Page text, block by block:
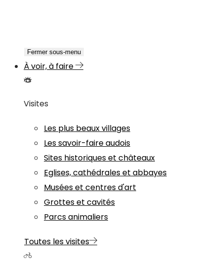
Fermer sous-menu
À voir, à faire
Visites
Les plus beaux villages
Les savoir-faire audois
Sites historiques et châteaux
Eglises, cathédrales et abbayes
Musées et centres d'art
Grottes et cavités
Parcs animaliers
Toutes les visites